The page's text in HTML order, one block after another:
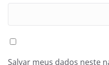
Salvar meus dados neste